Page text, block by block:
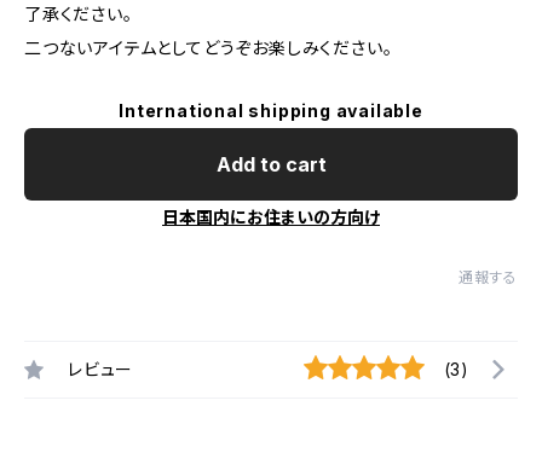
了承ください。
二つないアイテムとしてどうぞお楽しみください。
International shipping available
Add to cart
日本国内にお住まいの方向け
通報する
レビュー (3)